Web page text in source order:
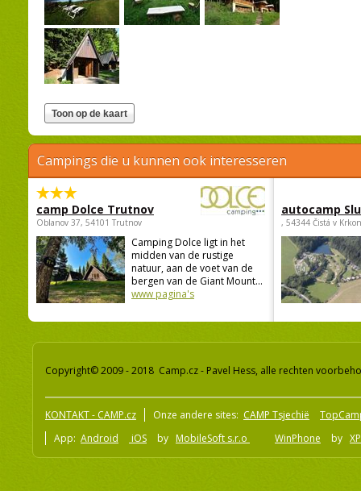
Campings die u kunnen ook interesseren
camp Dolce Trutnov
Oblanov 37, 54101 Trutnov
Camping Dolce ligt in het
midden van de rustige
natuur, aan de voet van de
bergen van de Giant Mount...
www pagina's
autocamp
, 54344 Čistá v
Copyright© 2009 - 2018 Camp.cz - Pavel Hess, alle rechten
KONTAKT - CAMP.cz Onze andere sites: CAMP Tsjechië
App: Android iOS by MobileSoft s.r.o WinPhone by